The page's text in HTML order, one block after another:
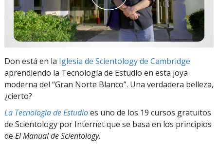
Don está en la Iglesia de Scientology de Cambridge
aprendiendo la Tecnología de Estudio en esta joya
moderna del “Gran Norte Blanco”. Una verdadera belleza,
¿cierto?
La Tecnología de Estudioes uno de los 19 cursos gratuitos
de Scientology por Internet que se basa en los principios
de El Manual de Scientology.